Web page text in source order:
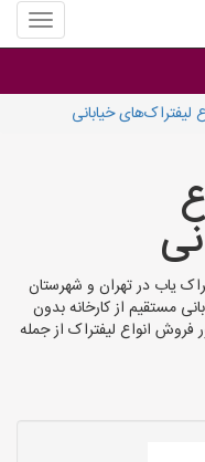
منوی
سایت
یاب
لیفتراک‌های خیابانی
یاب در تهران و شهرستان
مستقیم از کارخانه بدون
فروش انواع لیفتراک از جمله